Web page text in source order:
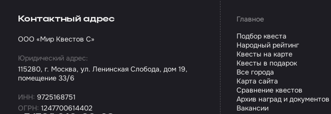
Контактный адрес
ООО «Мир Квестов С»
Юридический адрес:
115280, г. Москва, ул. Ленинская Слобода, дом 19,
помещение 33/6
ИНН: 9725168751
ОГРН: 1247700614402
Главное
Подбор квеста
Народный рейтинг
Квесты на карте
Квесты в подарок
Все города
Карта сайта
Сравнение квестов
Архив наград и документов
Вакансии